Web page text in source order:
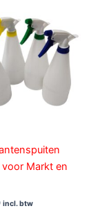
Markt en
incl. btw